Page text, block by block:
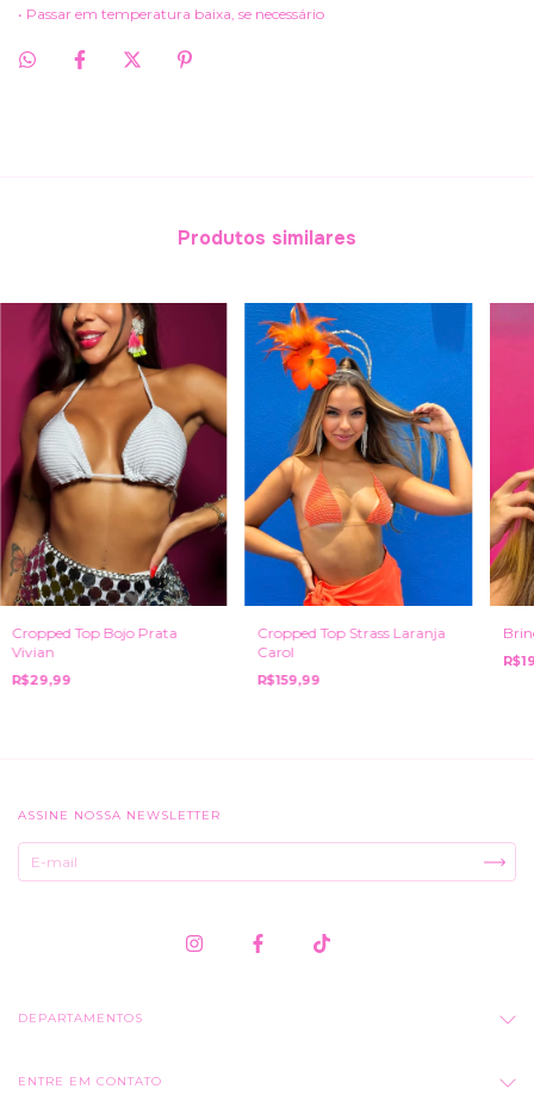
• Passar em temperatura baixa, se necessário
Produtos similares
Cropped Top Bojo Prata
Vivian
R$29,99
Cropped Top Strass Laranja
Carol
R$159,99
ASSINE NOSSA NEWSLETTER
DEPARTAMENTOS
ENTRE EM CONTATO